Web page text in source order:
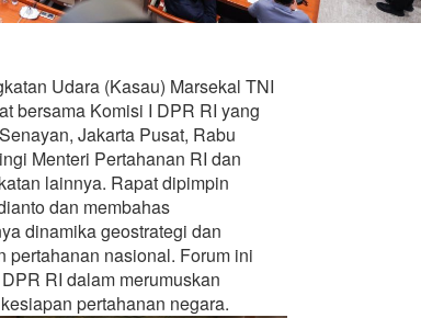
Udara (Kasau) Marsekal TNI
bersama Komisi I DPR RI yang
Jakarta Pusat, Rabu
Menteri Pertahanan RI dan
lainnya. Rapat dipimpin
dan membahas
dinamika geostrategi dan
pertahanan nasional. Forum ini
RI dalam merumuskan
pertahanan negara.